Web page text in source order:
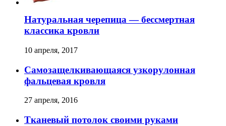
Натуральная черепица — бессмертная
классика кровли
10 апреля, 2017
Самозащелкивающаяся узкорулонная
фальцевая кровля
27 апреля, 2016
Тканевый потолок своими руками